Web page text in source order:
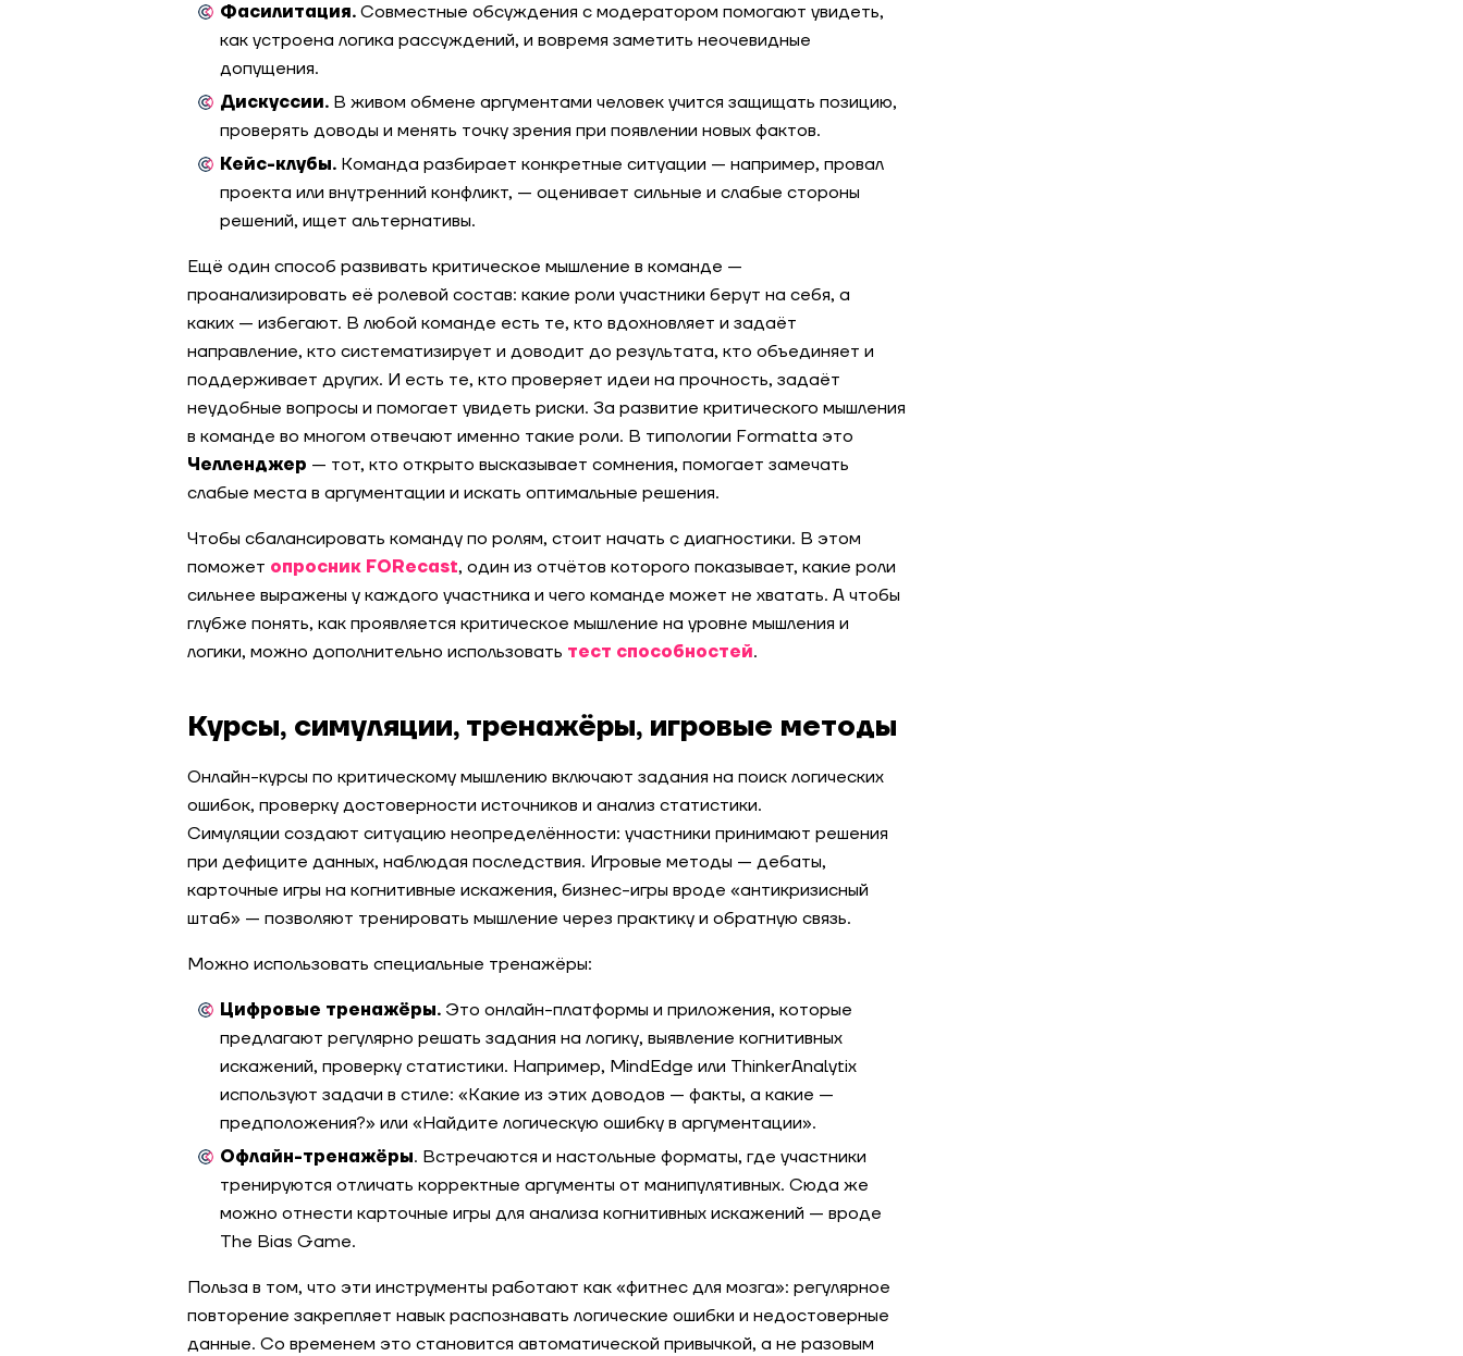
Фасилитация. Совместные обсуждения с модератором помогают увидеть,
как устроена логика рассуждений, и вовремя заметить неочевидные
допущения.
Дискуссии. В живом обмене аргументами человек учится защищать позицию,
проверять доводы и менять точку зрения при появлении новых фактов.
Кейс-клубы. Команда разбирает конкретные ситуации — например, провал
проекта или внутренний конфликт, — оценивает сильные и слабые стороны
решений, ищет альтернативы.
Ещё один способ развивать критическое мышление в команде —
проанализировать её ролевой состав: какие роли участники берут на себя, а
каких — избегают. В любой команде есть те, кто вдохновляет и задаёт
направление, кто систематизирует и доводит до результата, кто объединяет и
поддерживает других. И есть те, кто проверяет идеи на прочность, задаёт
неудобные вопросы и помогает увидеть риски. За развитие критического мышления
в команде во многом отвечают именно такие роли. В типологии Formatta это
Челленджер — тот, кто открыто высказывает сомнения, помогает замечать
слабые места в аргументации и искать оптимальные решения.
Чтобы сбалансировать команду по ролям, стоит начать с диагностики. В этом
поможет опросник FORecast, один из отчётов которого показывает, какие роли
сильнее выражены у каждого участника и чего команде может не хватать. А чтобы
глубже понять, как проявляется критическое мышление на уровне мышления и
логики, можно дополнительно использовать тест способностей.
Курсы, симуляции, тренажёры, игровые методы
Онлайн-курсы по критическому мышлению включают задания на поиск логических
ошибок, проверку достоверности источников и анализ статистики.
Симуляции создают ситуацию неопределённости: участники принимают решения
при дефиците данных, наблюдая последствия. Игровые методы — дебаты,
карточные игры на когнитивные искажения, бизнес-игры вроде «антикризисный
штаб» — позволяют тренировать мышление через практику и обратную связь.
Можно использовать специальные тренажёры:
Цифровые тренажёры. Это онлайн-платформы и приложения, которые
предлагают регулярно решать задания на логику, выявление когнитивных
искажений, проверку статистики. Например, MindEdge или ThinkerAnalytix
используют задачи в стиле: «Какие из этих доводов — факты, а какие —
предположения?» или «Найдите логическую ошибку в аргументации».
Офлайн-тренажёры. Встречаются и настольные форматы, где участники
тренируются отличать корректные аргументы от манипулятивных. Сюда же
можно отнести карточные игры для анализа когнитивных искажений — вроде
The Bias Game.
Польза в том, что эти инструменты работают как «фитнес для мозга»: регулярное
повторение закрепляет навык распознавать логические ошибки и недостоверные
данные. Со временем это становится автоматической привычкой, а не разовым